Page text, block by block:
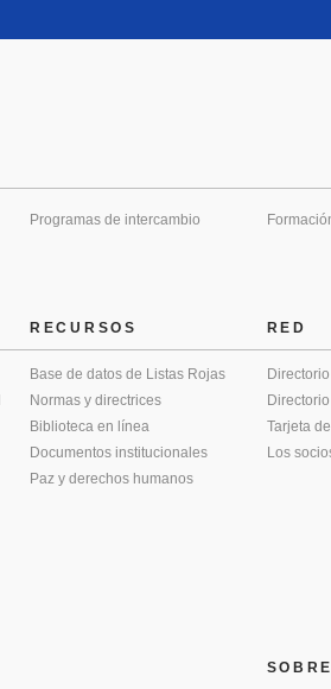
Programas de intercambio
RECURSOS
Base de datos de Listas Rojas
Normas y directrices
Biblioteca en línea
Documentos institucionales
Paz y derechos humanos
RED
Tarjeta
Los